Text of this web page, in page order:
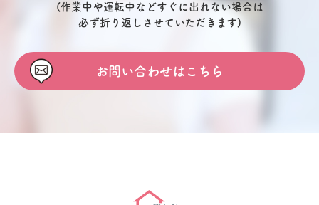
(作業中や運転中などすぐに出れない場合は
必ず折り返しさせていただきます)
お問い合わせはこちら